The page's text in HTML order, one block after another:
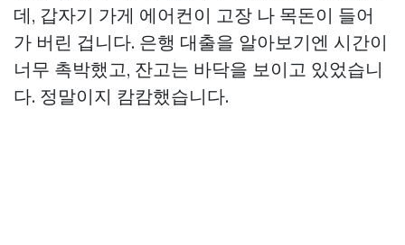
데, 갑자기 가게 에어컨이 고장 나 목돈이 들어
가 버린 겁니다. 은행 대출을 알아보기엔 시간이
너무 촉박했고, 잔고는 바닥을 보이고 있었습니
다. 정말이지 캄캄했습니다.